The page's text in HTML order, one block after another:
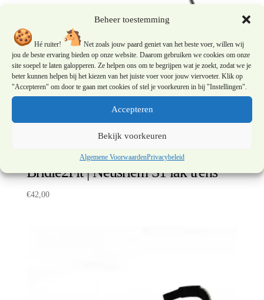
Beheer toestemming
Hé ruiter!
Net zoals jouw paard geniet van het beste voer, willen wij
jou de beste ervaring bieden op onze website. Daarom gebruiken we cookies om onze
site soepel te laten galopperen. Ze helpen ons om te begrijpen wat je zoekt, zodat we je
beter kunnen helpen bij het kiezen van het juiste voer voor jouw viervoeter. Klik op
"Accepteren" om door te gaan met cookies of stel je voorkeuren in bij "Instellingen".
Accepteren
Bekijk voorkeuren
Algemene VoorwaardenPrivacybeleid
Bridle2Fit | Neusriem S1 lak trens
€42,00